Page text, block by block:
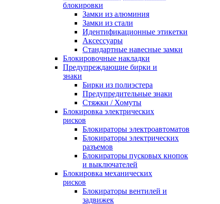
блокировки
Замки из алюминия
Замки из стали
Идентификационные этикетки
Аксессуары
Стандартные навесные замки
Блокировочные накладки
Предупреждающие бирки и
знаки
Бирки из полиэстера
Предупредительные знаки
Стяжки / Хомуты
Блокировка электрических
рисков
Блокираторы электроавтоматов
Блокираторы электрических
разъемов
Блокираторы пусковых кнопок
и выключателей
Блокировка механических
рисков
Блокираторы вентилей и
задвижек